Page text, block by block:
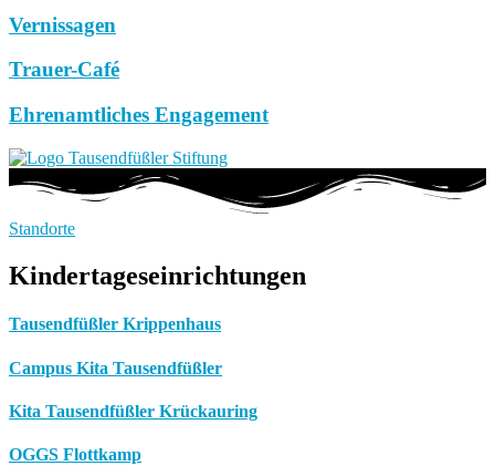
Vernissagen
Trauer-Café
Ehrenamtliches Engagement
Standorte
Kindertageseinrichtungen
Tausendfüßler Krippenhaus
Campus Kita Tausendfüßler
Kita Tausendfüßler Krückauring
OGGS Flottkamp